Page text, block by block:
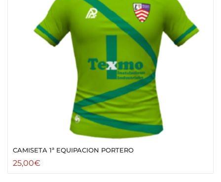
CAMISETA 1ª EQUIPACION PORTERO
25,00€